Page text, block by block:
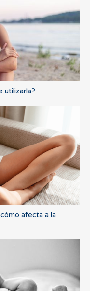
utilizarla?
afecta a la